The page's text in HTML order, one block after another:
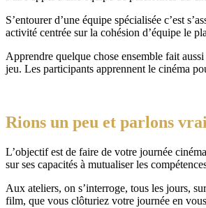
S’entourer d’une équipe spécialisée c’est
activité centrée sur la cohésion d’équipe le
Apprendre quelque chose ensemble fait
jeu. Les participants apprennent le cinéma
Rions un peu et parlons
L’objectif est de faire de votre journée
sur ses capacités à mutualiser les
Aux ateliers, on s’interroge, tous les jours,
film, que vous clôturiez votre journée en